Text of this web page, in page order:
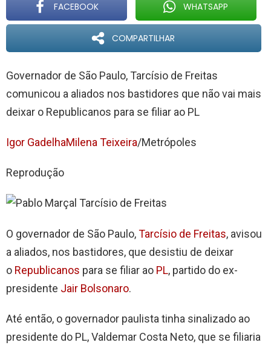
FACEBOOK WHATSAPP
COMPARTILHAR
Governador de São Paulo, Tarcísio de Freitas
comunicou a aliados nos bastidores que não vai mais
deixar o Republicanos para se filiar ao PL
Igor GadelhaMilena Teixeira/Metrópoles
Reprodução
O governador de São Paulo,Tarcísio de Freitas, avisou
a aliados, nos bastidores, que desistiu de deixar
o Republicanos para se filiar ao PL, partido do ex-
presidente Jair Bolsonaro.
Até então, o governador paulista tinha sinalizado ao
presidente do PL, Valdemar Costa Neto, que se filiaria